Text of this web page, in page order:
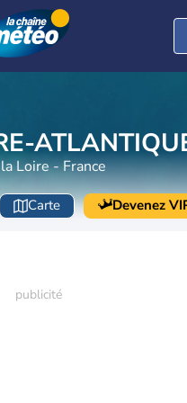
Loire - France
Carte Devenez